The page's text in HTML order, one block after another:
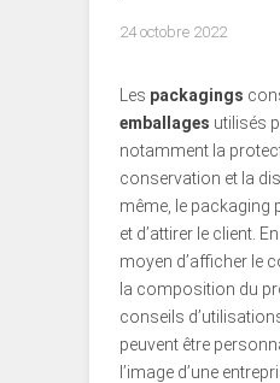
24 octobre 2022
Les packagings
emballages utilisés
notamment la
conservation et la
même, le packaging
et d’attirer le client.
moyen d’afficher le
la composition du
conseils
peuvent être
l’image d’une